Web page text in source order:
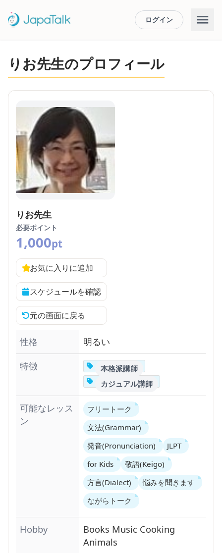
ログイン
りお先生のプロフィール
りお先生
必要ポイント
1,000pt
お気に入りに追加
スケジュールを確認
元の画面に戻る
性格
明るい
特徴
本格派講師
カジュアル講師
可能なレッス
ン
フリートーク
文法(Grammar)
発音(Pronunciation)
JLPT
for Kids
敬語(Keigo)
方言(Dialect)
悩みを聞きます
ながらトーク
Hobby Books Music Cooking
Animals